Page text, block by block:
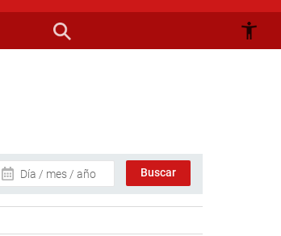
Día / mes / año